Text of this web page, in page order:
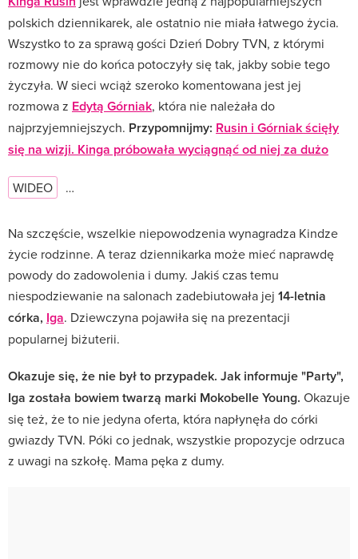
polskich dziennikarek, ale ostatnio nie miała łatwego życia.
Wszystko to za sprawą gości Dzień Dobry TVN, z którymi
rozmowy nie do końca potoczyły się tak, jakby sobie tego
życzyła. W sieci wciąż szeroko komentowana jest jej
rozmowa z Edytą Górniak, która nie należała do
najprzyjemniejszych. Przypomnijmy: Rusin i Górniak ścięły
się na wizji. Kinga próbowała wyciągnąć od niej za dużo
WIDEO …
Na szczęście, wszelkie niepowodzenia wynagradza Kindze
życie rodzinne. A teraz dziennikarka może mieć naprawdę
powody do zadowolenia i dumy. Jakiś czas temu
niespodziewanie na salonach zadebiutowała jej 14-letnia
córka, Iga. Dziewczyna pojawiła się na prezentacji
popularnej biżuterii.
Okazuje się, że nie był to przypadek. Jak informuje "Party",
Iga została bowiem twarzą marki Mokobelle Young. Okazuje
się też, że to nie jedyna oferta, która napłynęła do córki
gwiazdy TVN. Póki co jednak, wszystkie propozycje odrzuca
z uwagi na szkołę. Mama pęka z dumy.